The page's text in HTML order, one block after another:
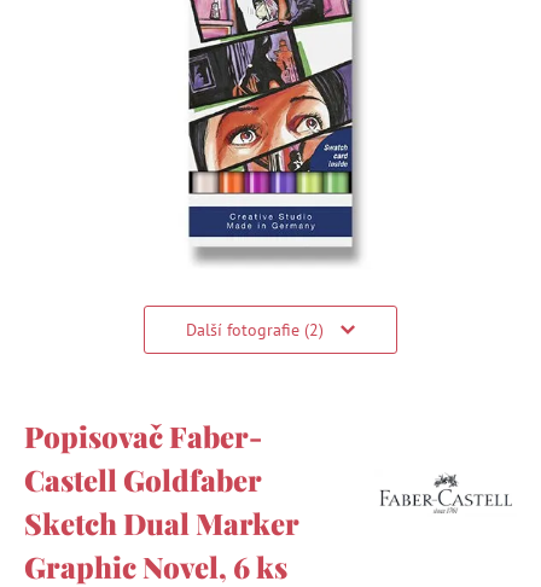
Další fotografie (2)
Popisovač Faber-
Castell Goldfaber
Sketch Dual Marker
Graphic Novel, 6 ks